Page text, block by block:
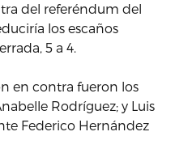
del referéndum del
los escaños
5 a 4.
en contra fueron los
Rodríguez; y Luis
Federico Hernández